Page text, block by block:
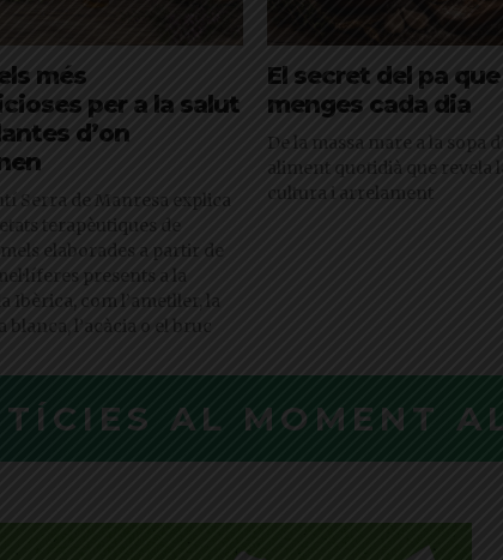
més
per a la salut
d’on
Serra de Manresa explica
terapèutiques de
elaborades a partir de
presents a la
Ibèrica, com l’ametller, la
blanca, l’acàcia o el bruc
El secret del pa que
menges cada dia
De la massa mare a la sopa
aliment quotidià que revela
cultura i arrelament
AL MOMENT